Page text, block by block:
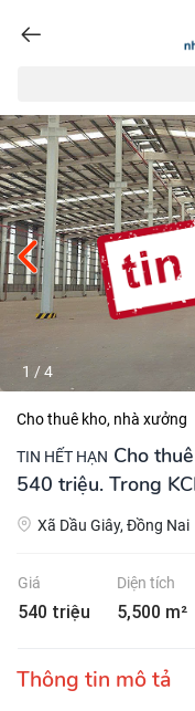
1 /4
Cho thuê kho, nhà xưởng
TIN HẾT HẠN Cho
540 triệu. Trong
Xã Dầu Giây, Đồng Nai
Giá
540 triệu
Diện tích
5,500 m²
Thông tin mô tả